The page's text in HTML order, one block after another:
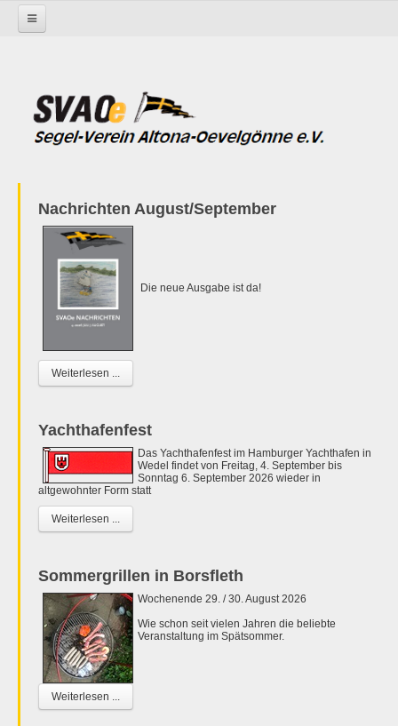
Nachrichten August/September
Die neue Ausgabe ist da!
Weiterlesen ...
Yachthafenfest
Das Yachthafenfest im Hamburger Yachthafen in
Wedel findet von Freitag, 4. September bis
Sonntag 6. September 2026 wieder in
altgewohnter Form statt
Weiterlesen ...
Sommergrillen in Borsfleth
Wochenende 29. / 30. August 2026
Wie schon seit vielen Jahren die beliebte
Veranstaltung im Spätsommer.
Weiterlesen ...